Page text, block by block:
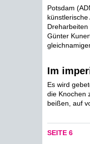
Potsdam
künstlerische
Günter
Im
Es wird
die Knochen
beißen, auf
SEITE 6